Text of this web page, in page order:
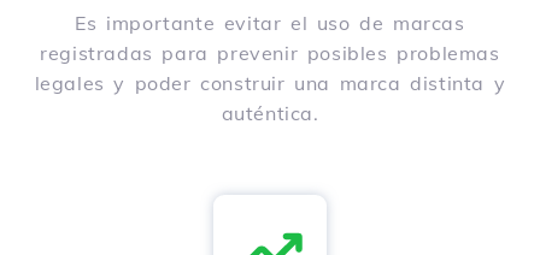
Es importante evitar el uso de marcas
registradas para prevenir posibles problemas
legales y poder construir una marca distinta y
auténtica.